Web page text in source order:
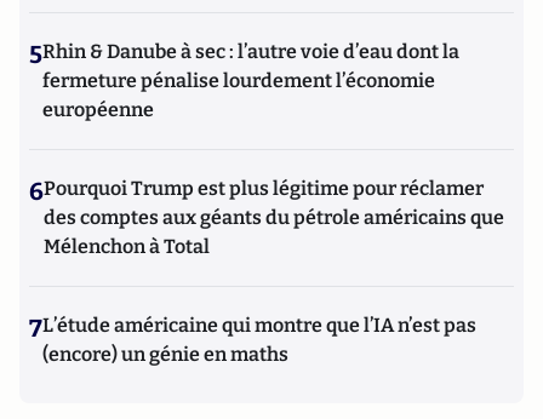
5Rhin & Danube à sec : l’autre voie d’eau dont la
fermeture pénalise lourdement l’économie
européenne
6Pourquoi Trump est plus légitime pour réclamer
des comptes aux géants du pétrole américains que
Mélenchon à Total
7L’étude américaine qui montre que l’IA n’est pas
(encore) un génie en maths